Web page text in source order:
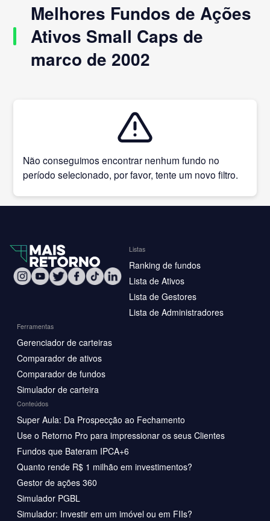
Melhores Fundos de Ações
Ativos Small Caps de
marco de 2002
Não conseguimos encontrar nenhum fundo no
período selecionado, por favor, tente um novo filtro.
Listas
Ranking de fundos
Lista de Ativos
Lista de Gestores
Lista de Administradores
Ferramentas
Gerenciador de carteiras
Comparador de ativos
Comparador de fundos
Simulador de carteira
Conteúdos
Super Aula: Da Prospecção ao Fechamento
Use o Retorno Pro para impressionar os seus Clientes
Fundos que Bateram IPCA+6
Quanto rende R$ 1 milhão em investimentos?
Gestor de ações 360
Simulador PGBL
Simulador: Investir em um imóvel ou em FIIs?